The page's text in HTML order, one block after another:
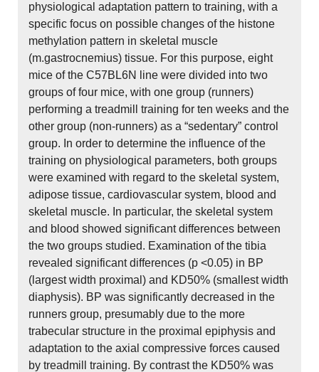
physiological adaptation pattern to training, with a
specific focus on possible changes of the histone
methylation pattern in skeletal muscle
(m.gastrocnemius) tissue. For this purpose, eight
mice of the C57BL6N line were divided into two
groups of four mice, with one group (runners)
performing a treadmill training for ten weeks and the
other group (non-runners) as a “sedentary” control
group. In order to determine the influence of the
training on physiological parameters, both groups
were examined with regard to the skeletal system,
adipose tissue, cardiovascular system, blood and
skeletal muscle. In particular, the skeletal system
and blood showed significant differences between
the two groups studied. Examination of the tibia
revealed significant differences (p <0.05) in BP
(largest width proximal) and KD50% (smallest width
diaphysis). BP was significantly decreased in the
runners group, presumably due to the more
trabecular structure in the proximal epiphysis and
adaptation to the axial compressive forces caused
by treadmill training. By contrast the KD50% was